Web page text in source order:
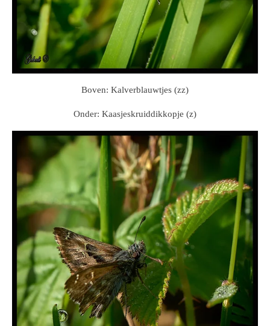
Boven: Kalverblauwtjes (zz)
Onder: Kaasjeskruiddikkopje (z)